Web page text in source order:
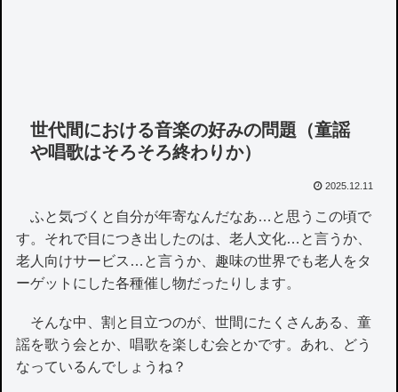
世代間における音楽の好みの問題（童謡
や唱歌はそろそろ終わりか）
2025.12.11
ふと気づくと自分が年寄なんだなあ…と思うこの頃で
す。それで目につき出したのは、老人文化…と言うか、
老人向けサービス…と言うか、趣味の世界でも老人をタ
ーゲットにした各種催し物だったりします。
そんな中、割と目立つのが、世間にたくさんある、童
謡を歌う会とか、唱歌を楽しむ会とかです。あれ、どう
なっているんでしょうね？